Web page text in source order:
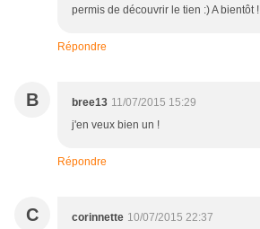
permis de découvrir le tien :) A bientôt !
Répondre
B bree13 11/07/2015 15:29
j'en veux bien un !
Répondre
C corinnette 10/07/2015 22:37